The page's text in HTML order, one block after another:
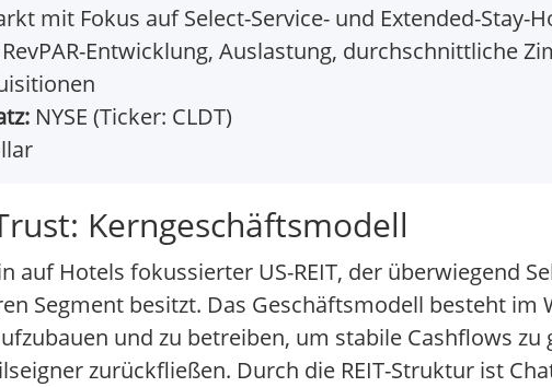
mit Fokus auf Select-Service- und Extended-Stay-
RevPAR-Entwicklung, Auslastung, durchschnittliche
NYSE (Ticker: CLDT)
Kerngeschäftsmodell
auf Hotels fokussierter US-REIT, der überwiegend
Segment besitzt. Das Geschäftsmodell besteht im
und zu betreiben, um stabile Cashflows zu
zurückfließen. Durch die REIT-Struktur ist